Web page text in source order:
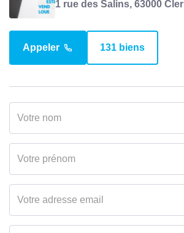
1 rue des Salins, 63000
Appeler 131 biens